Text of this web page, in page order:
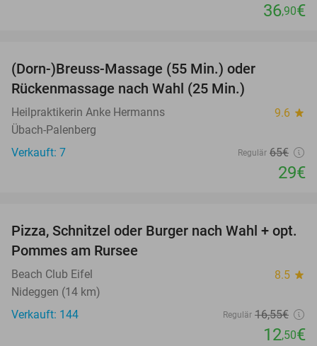
36,90€
(Dorn-)Breuss-Massage (55 Min.) oder
Rückenmassage nach Wahl (25 Min.)
Heilpraktikerin Anke Hermanns 9.6 star
Übach-Palenberg
Verkauft: 7
Regulär 65€
29€
24%
Pizza, Schnitzel oder Burger nach Wahl + opt.
Pommes am Rursee
Beach Club Eifel 8.5 star
Nideggen (14 km)
Verkauft: 144
Regulär 16,55€
12,50€